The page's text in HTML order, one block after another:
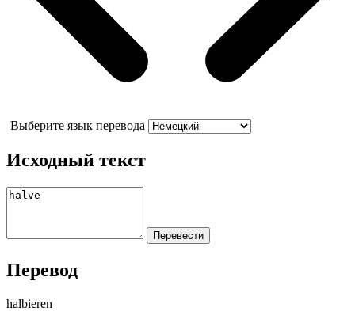
Выберите язык перевода
Исходный текст
Перевод
halbieren